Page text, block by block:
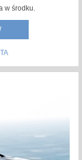
w środku.